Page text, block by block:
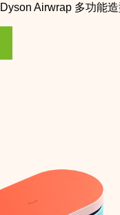
Airwrap 多功能